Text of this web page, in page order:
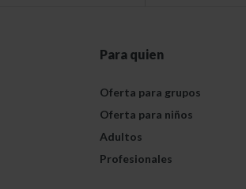
Para quien
Oferta para grupos
Oferta para niños
Adultos
Profesionales